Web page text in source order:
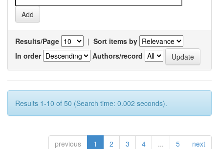
Results/Page | Sort items by
In order
Authors/record
Results 1-10 of 50 (Search time: 0.002 seconds).
previous 1 2 3 4 ... 5 next